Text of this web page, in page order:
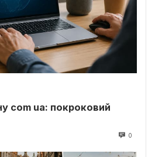
com ua: покроковий
0